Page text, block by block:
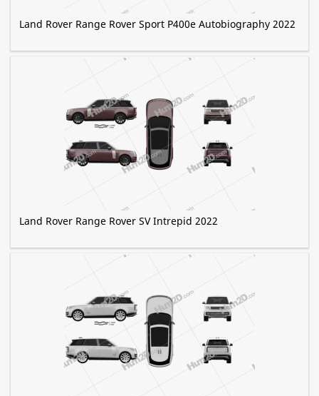
Land Rover Range Rover Sport P400e Autobiography 2022
Land Rover Range Rover SV Intrepid 2022